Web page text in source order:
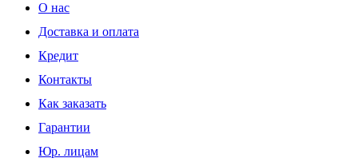
О нас
Доставка и оплата
Кредит
Контакты
Как заказать
Гарантии
Юр. лицам